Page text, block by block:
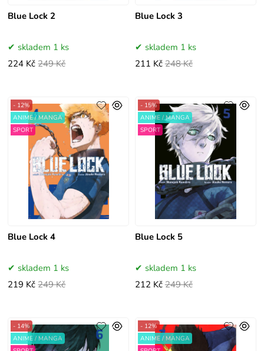
Blue Lock 2
skladem 1 ks
224 Kč 249 Kč
Blue Lock 3
skladem 1 ks
211 Kč 248 Kč
Blue Lock 4
- 12%
ANIME / MANGA
SPORT
skladem 1 ks
219 Kč 249 Kč
Blue Lock 5
- 15%
ANIME / MANGA
SPORT
skladem 1 ks
212 Kč 249 Kč
- 14%
ANIME / MANGA
- 12%
ANIME / MANGA